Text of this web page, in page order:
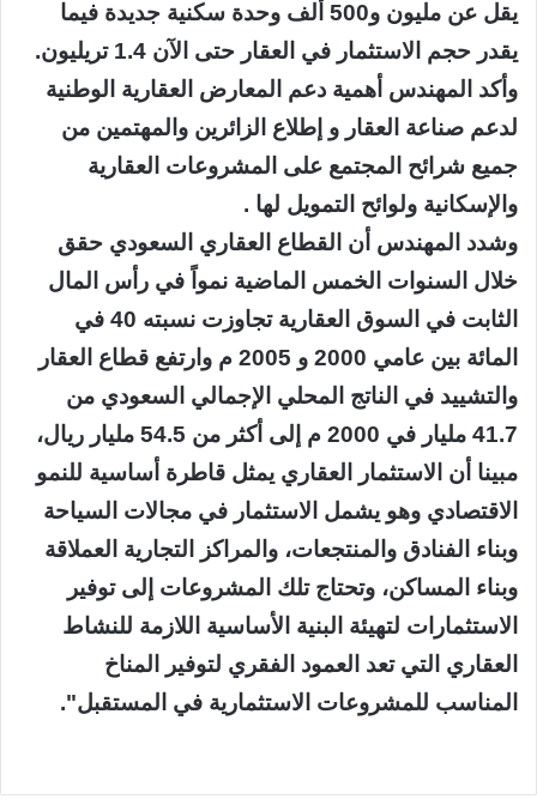
يقل عن مليون و500 ألف وحدة سكنية جديدة فيما
يقدر حجم الاستثمار في العقار حتى الآن 1.4 تريليون.
وأكد المهندس أهمية دعم المعارض العقارية الوطنية
لدعم صناعة العقار و إطلاع الزائرين والمهتمين من
جميع شرائح المجتمع على المشروعات العقارية
والإسكانية ولوائح التمويل لها .
وشدد المهندس أن القطاع العقاري السعودي حقق
خلال السنوات الخمس الماضية نمواً في رأس المال
الثابت في السوق العقارية تجاوزت نسبته 40 في
المائة بين عامي 2000 و 2005 م وارتفع قطاع العقار
والتشييد في الناتج المحلي الإجمالي السعودي من
41.7 مليار في 2000 م إلى أكثر من 54.5 مليار ريال،
مبينا أن الاستثمار العقاري يمثل قاطرة أساسية للنمو
الاقتصادي وهو يشمل الاستثمار في مجالات السياحة
وبناء الفنادق والمنتجعات، والمراكز التجارية العملاقة
وبناء المساكن، وتحتاج تلك المشروعات إلى توفير
الاستثمارات لتهيئة البنية الأساسية اللازمة للنشاط
العقاري التي تعد العمود الفقري لتوفير المناخ
المناسب للمشروعات الاستثمارية في المستقبل".